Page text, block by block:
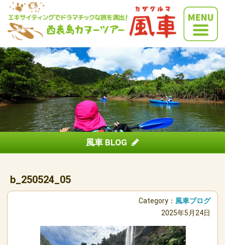
風車 BLOG
b_250524_05
Category： 風車ブログ
2025年5月24日